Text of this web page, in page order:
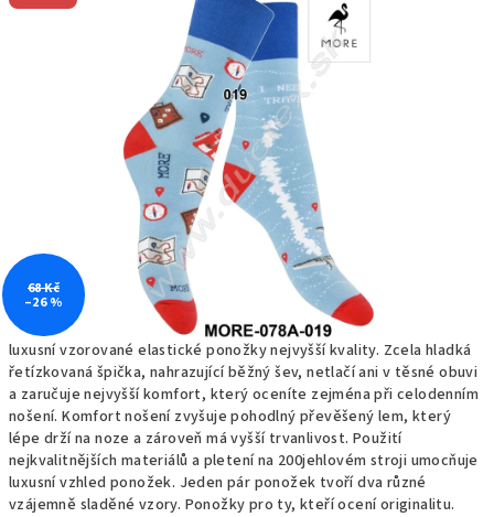
luxusní vzorované elastické ponožky nejvyšší kvality. Zcela hladká
řetízkovaná špička, nahrazující běžný šev, netlačí ani v těsné obuvi
a zaručuje nejvyšší komfort, který oceníte zejména při celodenním
nošení. Komfort nošení zvyšuje pohodlný převěšený lem, který
lépe drží na noze a zároveň má vyšší trvanlivost. Použití
nejkvalitnějších materiálů a pletení na 200jehlovém stroji umocňuje
luxusní vzhled ponožek. Jeden pár ponožek tvoří dva různé
vzájemně sladěné vzory. Ponožky pro ty, kteří ocení originalitu.
hvězdiček.
68 Kč
–26 %